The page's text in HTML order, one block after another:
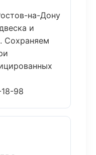
на-Дону
и
Сохраняем
98